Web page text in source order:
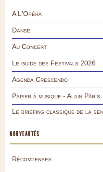
A L'Opéra
Danse
Au Concert
Le guide des Festivals 2026
Agenda Crescendo
Papier à musique - Alain Pâris
Le briefing classique de la
NOUVEAUTÉS
Récompenses